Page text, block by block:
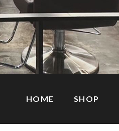
HOME SHOP